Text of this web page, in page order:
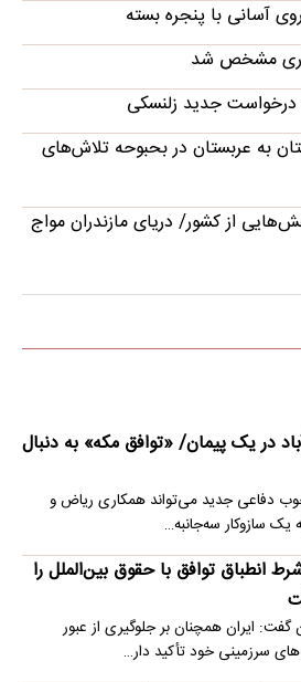
آسانی با پنجره بسته
مشخص شد
جدید زلنسکی
به عربستان در بحبوحه تلاش‌های
از کشور/ دریای مازندران مواج
در یک پیمان/ «توافق مکه» به دنبال
دفاعی جدید می‌تواند همکاری ریاض و
یک سازوکار سه‌جانبه…
انطباق توافق با حقوق بین‌الملل را
گفت: ایران همچنان بر جلوگیری از عبور
سرزمینی خود تأکید دار…